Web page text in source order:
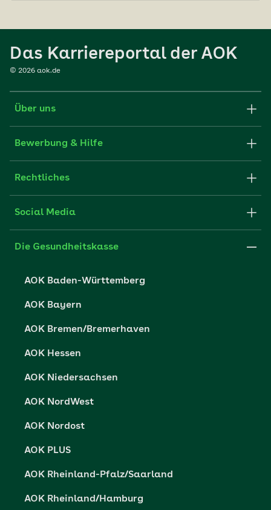
Das Karriereportal der AOK
© 2026 aok.de
Über uns
Karriere-Startseite
Unsere Kultur
Bewerbung & Hilfe
Stellenangebote
Rechtliches
Impressum
Datenschutzrechte
Barrierefreiheit
Barriere melden
Social Media
Die Gesundheitskasse
AOK Baden-Württemberg
AOK Bayern
AOK Bremen/Bremerhaven
AOK Hessen
AOK Niedersachsen
AOK NordWest
AOK Nordost
AOK PLUS
AOK Rheinland-Pfalz/Saarland
AOK Rheinland/Hamburg